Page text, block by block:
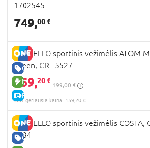
1702545
749,00 €
GERA KAINA
NAUJA PREKĖ
E-KAINA
CARRELLO sportinis vežimėlis ATOM
Green, CRL-5527
159,20 €
199,00 €
30d. geriausia kaina: 159,20 €
GERA KAINA
CARRELLO sportinis vežimėlis COSTA,
5534